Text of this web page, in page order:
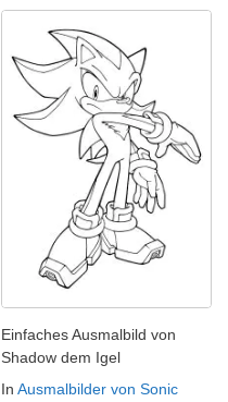
Einfaches Ausmalbild von
Shadow dem Igel
In Ausmalbilder von Sonic